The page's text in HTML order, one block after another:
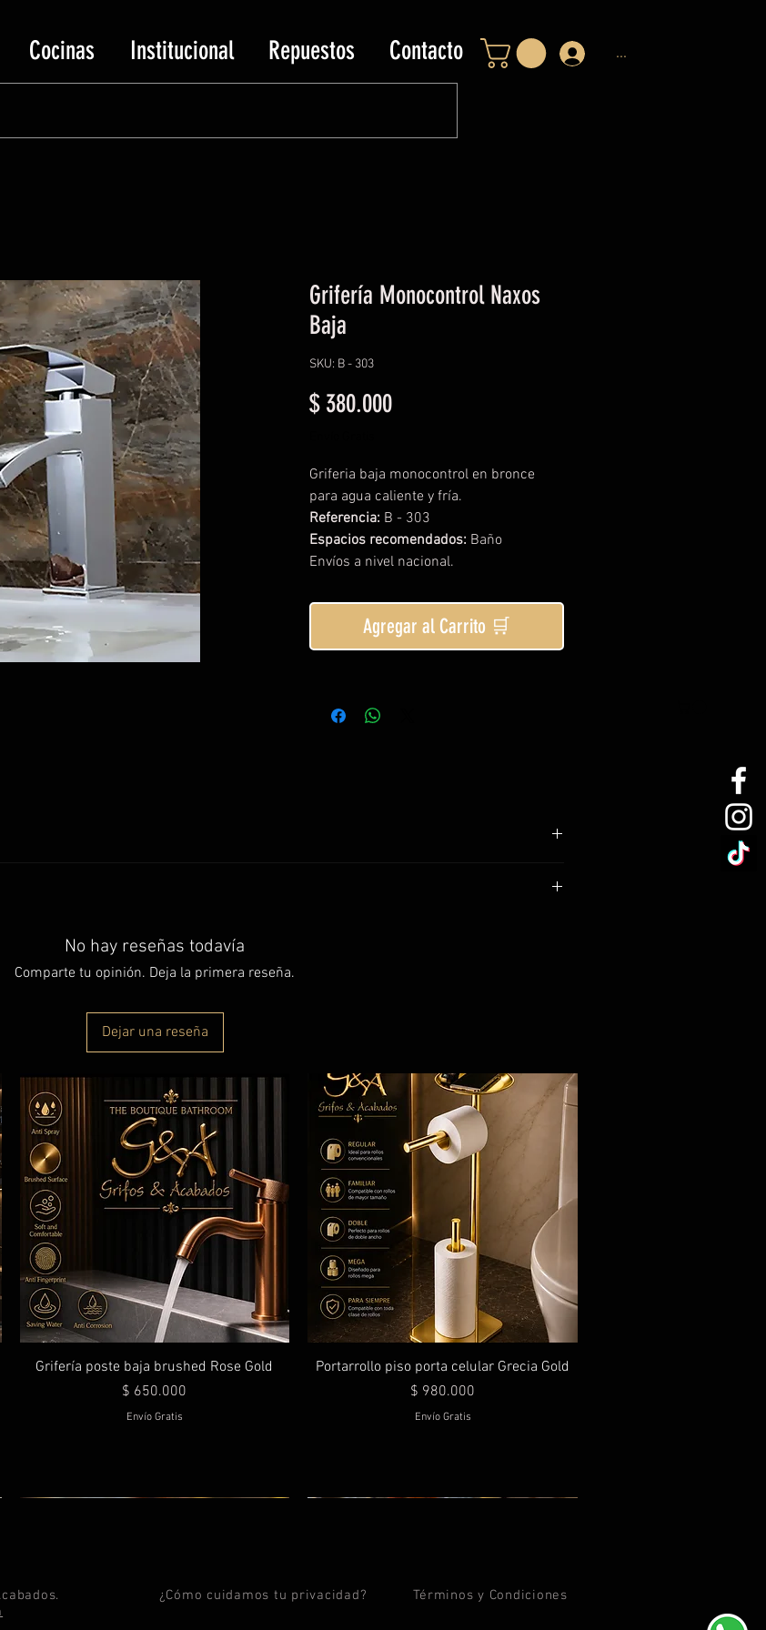
Cocinas Institucional Repuestos Contacto ...
Grifería Monocontrol Naxos
Baja
SKU: B - 303
$ 380.000Precio
Griferia baja monocontrol en bronce
para agua caliente y fría.
Referencia: B - 303
Espacios recomendados: Baño
Envíos a nivel nacional.
Agregar al Carrito 🛒
agua caliente y fría.
No hay reseñas todavía
Comparte tu opinión. Deja la primera reseña.
Dejar una reseña
Grifería poste baja brushed Rose Gold
Precio
$ 650.000
Envío Gratis
Portarrollo piso porta celular Grecia Gold
Precio
$ 980.000
Envío Gratis
¿Cómo cuidamos tu privacidad? Términos y Condiciones